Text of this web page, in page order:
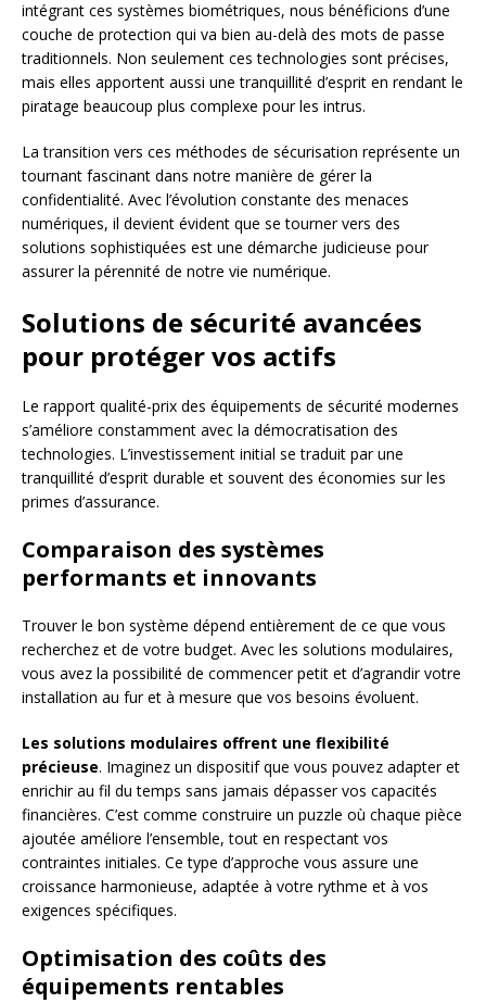
intégrant ces systèmes biométriques, nous bénéficions d’une
couche de protection qui va bien au-delà des mots de passe
traditionnels. Non seulement ces technologies sont précises,
mais elles apportent aussi une tranquillité d’esprit en rendant le
piratage beaucoup plus complexe pour les intrus.
La transition vers ces méthodes de sécurisation représente un
tournant fascinant dans notre manière de gérer la
confidentialité. Avec l’évolution constante des menaces
numériques, il devient évident que se tourner vers des
solutions sophistiquées est une démarche judicieuse pour
assurer la pérennité de notre vie numérique.
Solutions de sécurité avancées
pour protéger vos actifs
Le rapport qualité-prix des équipements de sécurité modernes
s’améliore constamment avec la démocratisation des
technologies. L’investissement initial se traduit par une
tranquillité d’esprit durable et souvent des économies sur les
primes d’assurance.
Comparaison des systèmes
performants et innovants
Trouver le bon système dépend entièrement de ce que vous
recherchez et de votre budget. Avec les solutions modulaires,
vous avez la possibilité de commencer petit et d’agrandir votre
installation au fur et à mesure que vos besoins évoluent.
Les solutions modulaires offrent une flexibilité
précieuse. Imaginez un dispositif que vous pouvez adapter et
enrichir au fil du temps sans jamais dépasser vos capacités
financières. C’est comme construire un puzzle où chaque pièce
ajoutée améliore l’ensemble, tout en respectant vos
contraintes initiales. Ce type d’approche vous assure une
croissance harmonieuse, adaptée à votre rythme et à vos
exigences spécifiques.
Optimisation des coûts des
équipements rentables